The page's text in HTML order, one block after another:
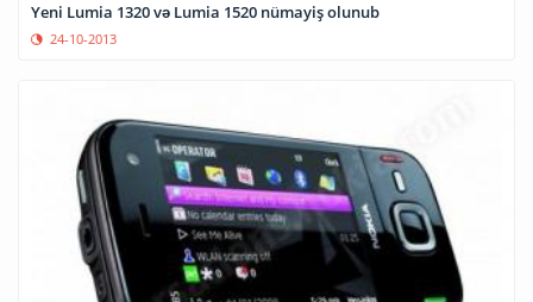
Yeni Lumia 1320 və Lumia 1520 nümayiş olunub
24-10-2013